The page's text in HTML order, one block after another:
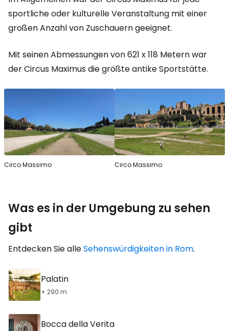
sportliche oder kulturelle Veranstaltung mit einer
großen Anzahl von Zuschauern geeignet.
Mit seinen Abmessungen von 621 x 118 Metern war
der Circus Maximus die größte antike Sportstätte.
Circo Massimo Circo Massimo
Was es in der Umgebung zu sehen
gibt
Entdecken Sie alleSehenswürdigkeiten in Rom.
Palatin
+ 290 m
Bocca della Verita